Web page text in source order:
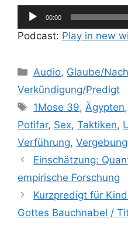
Audio-
Player
00:00
Podcast: Play in new
Kategorien
Audio, Glaube/
Verkündigung/Predigt
Schlagwörter
1Mose 39,Ägypten
Potifar, Sex, Taktiken,
Verführung, Vergebung
Einschätzung:
empirische Forschung
Kurzpredigt für
Gottes Bauchnabel /